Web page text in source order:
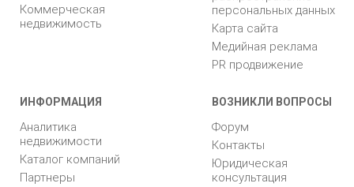
Коммерческая
недвижимость
персональных данных
Карта сайта
Медийная реклама
PR продвижение
ИНФОРМАЦИЯ
Аналитика
недвижимости
Каталог компаний
Партнеры
ВОЗНИКЛИ ВОПРОСЫ
Форум
Контакты
Юридическая
консультация